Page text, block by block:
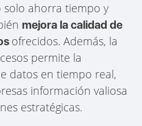
solo ahorra tiempo y
mejora la calidad de
ofrecidos. Además, la
permite la
datos en tiempo real,
información valiosa
estratégicas.